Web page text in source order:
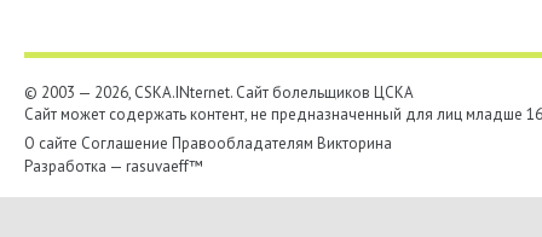
© 2003 — 2026, CSKA.INternet. Cайт болельщиков ЦСКА
Сайт может содержать контент, не предназначенный для лиц младше
О сайте Соглашение Правообладателям Викторина
Разработка — rasuvaeff™